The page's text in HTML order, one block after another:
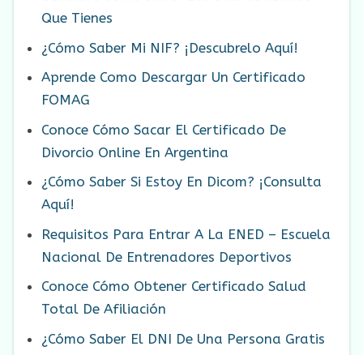
Que Tienes
¿Cómo Saber Mi NIF? ¡Descubrelo Aquí!
Aprende Como Descargar Un Certificado
FOMAG
Conoce Cómo Sacar El Certificado De
Divorcio Online En Argentina
¿Cómo Saber Si Estoy En Dicom? ¡Consulta
Aquí!
Requisitos Para Entrar A La ENED – Escuela
Nacional De Entrenadores Deportivos
Conoce Cómo Obtener Certificado Salud
Total De Afiliación
¿Cómo Saber El DNI De Una Persona Gratis